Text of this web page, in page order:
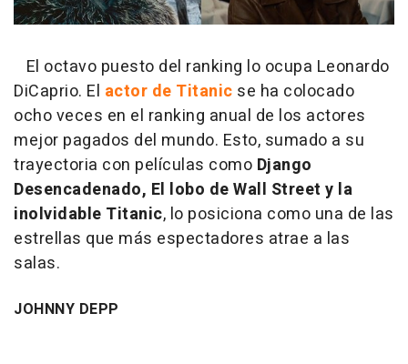
El octavo puesto del ranking lo ocupa Leonardo
DiCaprio. El actor de Titanic se ha colocado
ocho veces en el ranking anual de los actores
mejor pagados del mundo. Esto, sumado a su
trayectoria con películas como Django
Desencadenado, El lobo de Wall Street y la
inolvidable Titanic, lo posiciona como una de las
estrellas que más espectadores atrae a las
salas.
JOHNNY DEPP